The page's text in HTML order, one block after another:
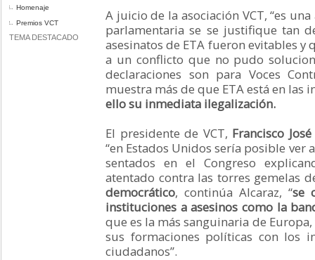
Homenaje
Premios VCT
TEMA DESTACADO
A juicio de la asociación VCT, “es
parlamentaria se se justifique tan
asesinatos de ETA fueron evitables y
a un conflicto que no pudo
declaraciones son para Voces
muestra más de que ETA está en las
ello su inmediata ilegalización.
El presidente de VCT, Francisco
“en Estados Unidos sería posible ver
sentados en el Congreso
atentado contra las torres gemelas
democrático, continúa Alcaraz, “se
instituciones a asesinos como la
que es la más sanguinaria de
sus formaciones políticas con los
ciudadanos”.